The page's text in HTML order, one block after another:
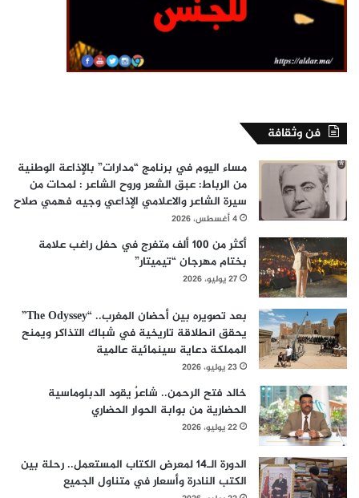
فن وثقافة
مساء اليوم في برنامج “مدارات” بالإذاعة الوطنية
من الرباط: عبق الشعر وروح الشاعر : لمحات من
سيرة الشاعر والاعلامي الإذاعي وجيه فهمي صلاح
4 أغسطس، 2026
أكثر من 100 ألف متفرج في حفل راغب علامة
بختام مهرجان “تيميتار”
27 يوليو، 2026
بعد تصويره بين أحضان المغرب.. “The Odyssey”
يحقق انطلاقة تاريخية في شباك التذاكر ويمنح
المملكة دعاية سينمائية عالمية
23 يوليو، 2026
خالد فتح الرحمن.. شاعرٌ يقود الدبلوماسية
الحضارية من بوابة الحوار الحضاري
22 يوليو، 2026
الدورة الـ14 لمعرض الكتاب المستعمل.. رحلة بين
الكتب النادرة وأسعار في متناول الجميع